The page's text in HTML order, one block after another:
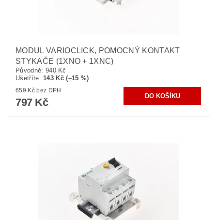
MODUL VARIOCLICK, POMOCNÝ KONTAKT
STYKAČE (1XNO + 1XNC)
Původně: 940 Kč
Ušetříte: 143 Kč (–15 %)
659 Kč bez DPH
797 Kč